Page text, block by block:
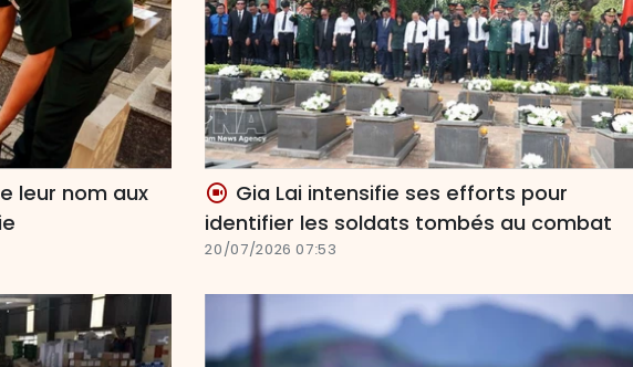
leur nom aux
Gia Lai intensifie ses efforts pour
identifier les soldats tombés au combat
20/07/2026 07:53